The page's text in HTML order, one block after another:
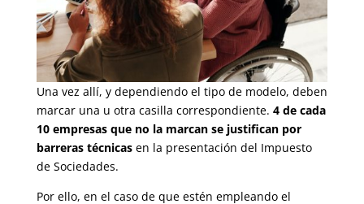
Una vez allí, y dependiendo el tipo de modelo, deben
marcar una u otra casilla correspondiente. 4 de cada
10 empresas que no la marcan se justifican por
barreras técnicasen la presentación del Impuesto
de Sociedades.
Por ello, en el caso de que estén empleando el